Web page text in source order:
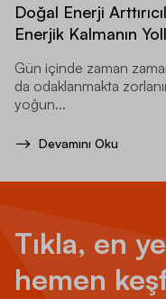
Doğal Enerji
Enerjik Kalmanın
Gün içinde zaman
da odaklanmakta
yoğun...
Devamını Oku
Tıkla, en
hemen